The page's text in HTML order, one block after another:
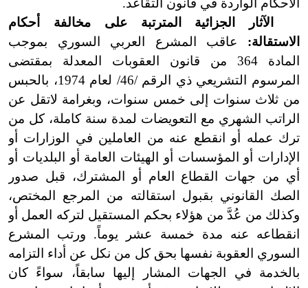
الأحكام الواردة في قانون التقاعد.
الآثار الجزائية المترتبة على مخالفة أحكام
الاستقالة: عاقب المشرع العربي السوري بموجب
المادة 364 من قانون العقوبات المعدلة بمقتضى
المرسوم التشريعي ذي الرقم/
46
/
لعام 1974، بالحبس
من ثلاث سنوات إلى خمس سنوات، وبغرامة لاتقل عن
الراتب الشهري مع التعويضات لمدة سنة كاملة، كل من
ترك عمله أو انقطع عنه من العاملين في الوزارات أو
الإدارات أو المؤسسات أو الهيئات العامة أو البلديات أو
أي من جهات القطاع العام أو المشترك، قبل صدور
الصك القانوني بقبول استقالته من المرجع المختص،
وكذلك من عُدَّ من هؤلاء بحكم المستقيل لتركه العمل أو
انقطاعه عنه مدة خمسة عشر يوماً. ورتب المشرع
السوري العقوبة نفسها بحق كل من نكل عن أداء التزامه
بالخدمة في الجهات المشار إليها سابقاً، سواءً كان